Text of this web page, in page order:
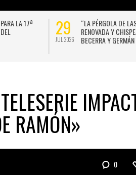
LA 17ª
29
JUL 2026
“LA PÉRGOLA DE
RENOVADA Y
BECERRA Y
RAMÓN»
0